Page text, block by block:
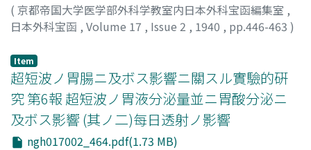
( 京都帝国大学医学部外科学教室内日本外科宝函編集室 ,
日本外科宝函 , Volume 17 , Issue 2 , 1940 , pp.446-463 )
Item
超短波ノ胃腸ニ及ボス影響ニ關スル實驗的硏
究 第6報 超短波ノ胃液分泌量並ニ胃酸分泌ニ
及ボス影響 (其ノ二)每日透射ノ影響
ngh017002_464.pdf(1.73 MB)